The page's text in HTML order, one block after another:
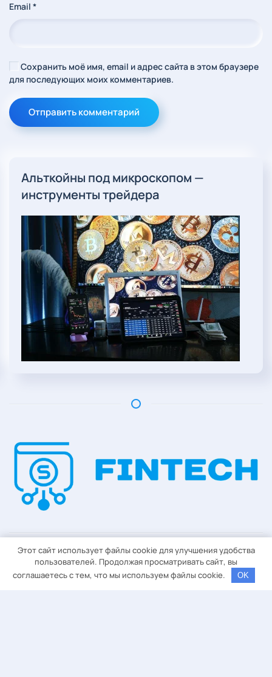
Email *
Сохранить моё имя, email и адрес сайта в этом браузере
для последующих моих комментариев.
Отправить комментарий
Альткойны под микроскопом —
инструменты трейдера
Этот сайт использует файлы cookie для улучшения удобства
пользователей. Продолжая просматривать сайт, вы
соглашаетесь с тем, что мы используем файлы cookie.
OK